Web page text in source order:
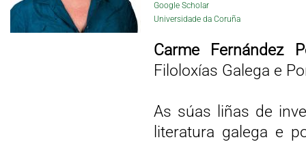
Google Scholar
Universidade da Coruña
Carme Fernández
Filoloxías Galega e
As súas liñas de
literatura galega e